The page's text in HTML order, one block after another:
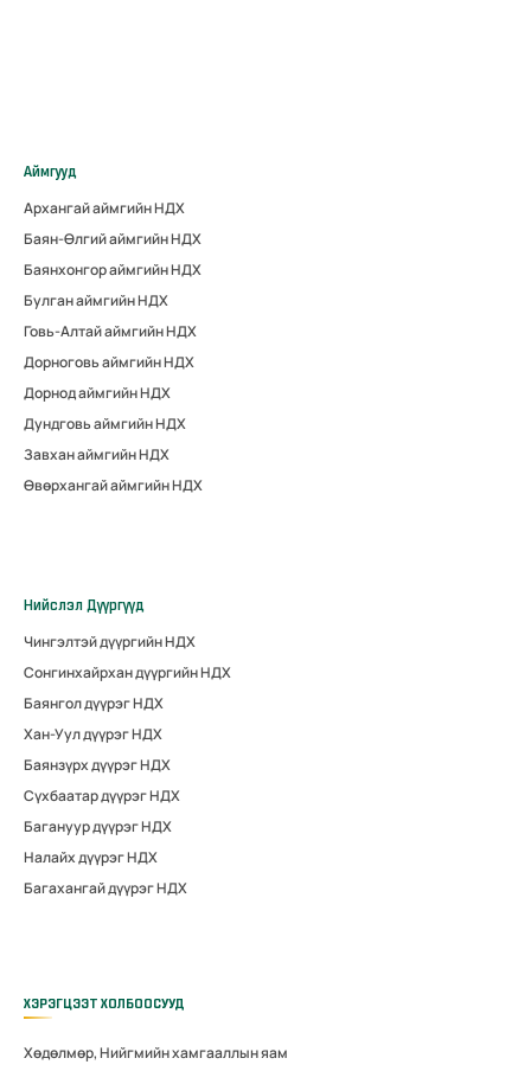
Аймгууд
Архангай аймгийн НДХ
Баян-Өлгий аймгийн НДХ
Баянхонгор аймгийн НДХ
Булган аймгийн НДХ
Говь-Алтай аймгийн НДХ
Дорноговь аймгийн НДХ
Дорнод аймгийн НДХ
Дундговь аймгийн НДХ
Завхан аймгийн НДХ
Өвөрхангай аймгийн НДХ
Нийслэл Дүүргүүд
Чингэлтэй дүүргийн НДХ
Сонгинхайрхан дүүргийн НДХ
Баянгол дүүрэг НДХ
Хан-Уул дүүрэг НДХ
Баянзүрх дүүрэг НДХ
Сүхбаатар дүүрэг НДХ
Багануур дүүрэг НДХ
Налайх дүүрэг НДХ
Багахангай дүүрэг НДХ
ХЭРЭГЦЭЭТ ХОЛБООСУУД
Хөдөлмөр, Нийгмийн хамгааллын яам